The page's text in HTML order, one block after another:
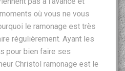
où vous ne vous
le ramonage est très
régulièrement. Ayant les
pour bien faire ses
Christol ramonage est le